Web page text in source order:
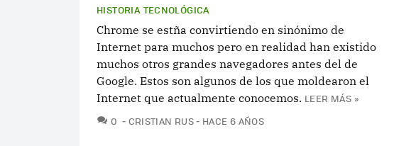
HISTORIA TECNOLÓGICA
Chrome se estña convirtiendo en sinónimo de
Internet para muchos pero en realidad han existido
muchos otros grandes navegadores antes del de
Google. Estos son algunos de los que moldearon el
Internet que actualmente conocemos. LEER MÁS »
0 COMENTARIOS
CRISTIAN RUS HACE 6 AÑOS